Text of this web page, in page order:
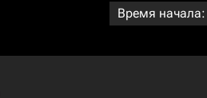
Время начала: